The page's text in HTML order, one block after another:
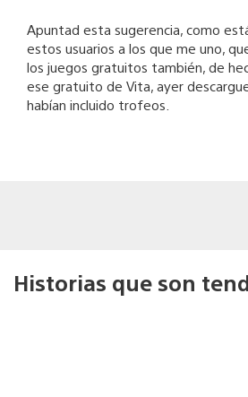
Apuntad esta sugerencia, como
estos usuarios a los que me uno,
los juegos gratuitos también, de
ese gratuito de Vita, ayer
habían incluido trofeos.
Historias que son